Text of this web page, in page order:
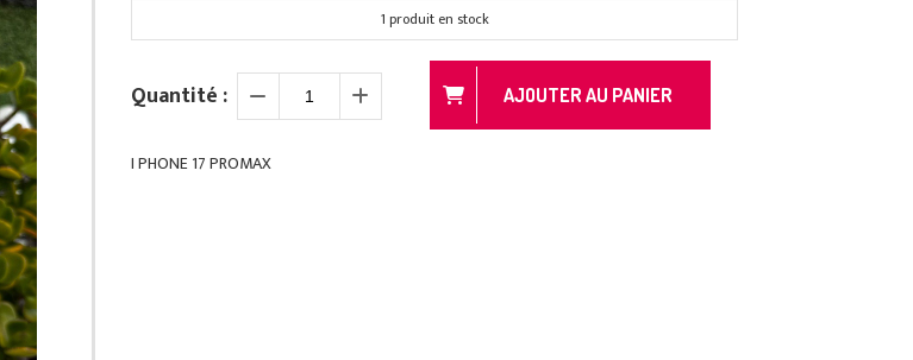
1 produit en stock
Quantité : AJOUTER AU PANIER
I PHONE 17 PROMAX